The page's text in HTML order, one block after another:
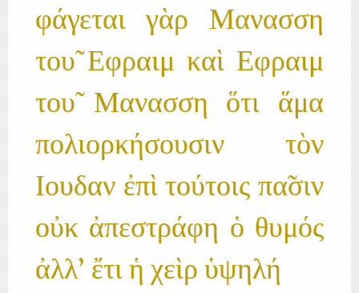
φάγεται γὰρ Μανασση
του̃ Εφραιμ καὶ Εφραιμ
του̃ Μανασση ὅτι ἅμα
πολιορκήσουσιν τὸν
Ιουδαν ἐπὶ τούτοις πα̃σιν
οὐκ ἀπεστράφη ὁ θυμός
ἀλλ' ἔτι ἡ χεὶρ ὑψηλή